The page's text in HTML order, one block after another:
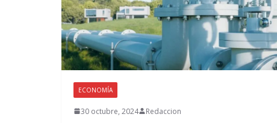
ECONOMÍA
30 octubre, 2024 Redaccion